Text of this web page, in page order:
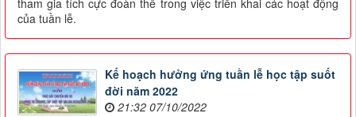
của tuần lễ.
Kế hoạch hưởng ứng tuần lễ học tập suốt
đời năm 2022
21:32 07/10/2022